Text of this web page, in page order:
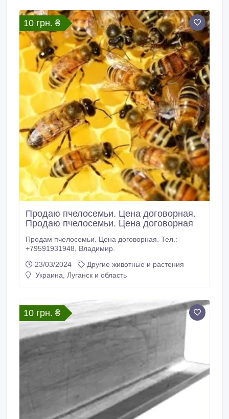
10 грн. ₴
Продаю пчелосемьи. Цена договорная.
Продаю пчелосемьи. Цена договорная
Продам пчелосемьи. Цена договорная. Тел.:
+79591931948, Владимир.
23/03/2024
Другие животные и растения
Украина, Луганск и область
10 грн. ₴